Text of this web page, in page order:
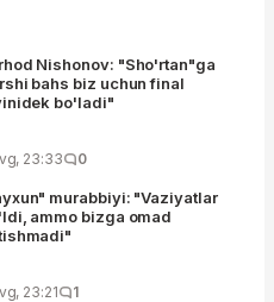
Nishonov: "Sho'rtan"ga
bahs biz uchun final
bo'ladi"
23:33 0
murabbiyi: "Vaziyatlar
ammo bizga omad
23:21 1